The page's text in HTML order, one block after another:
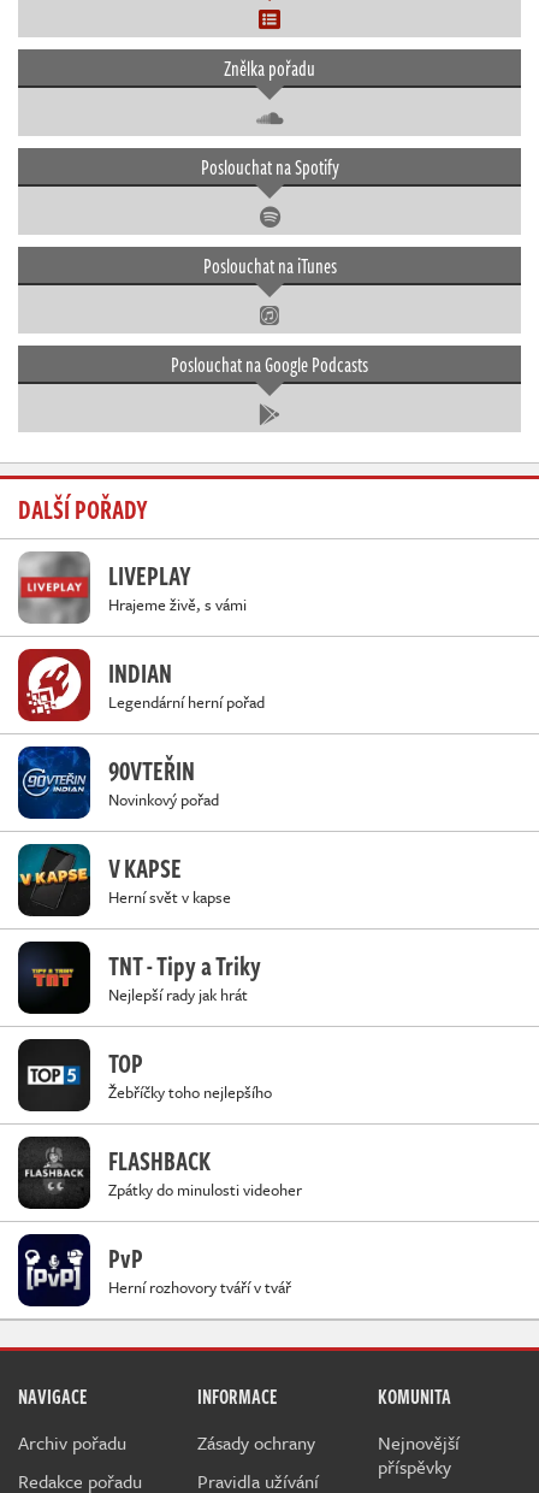
Znělka pořadu
Poslouchat na Spotify
Poslouchat na iTunes
Poslouchat na Google Podcasts
DALŠÍ POŘADY
LIVEPLAY
Hrajeme živě, s vámi
INDIAN
Legendární herní pořad
90VTEŘIN
Novinkový pořad
V KAPSE
Herní svět v kapse
TNT - Tipy a Triky
Nejlepší rady jak hrát
TOP
Žebříčky toho nejlepšího
FLASHBACK
Zpátky do minulosti videoher
PvP
Herní rozhovory tváří v tvář
NAVIGACE
Archiv pořadu
Redakce pořadu
INFORMACE
Zásady ochrany
Pravidla užívání
KOMUNITA
Nejnovější
příspěvky